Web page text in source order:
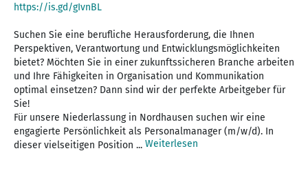
https://is.gd/gIvnBL
Suchen Sie eine berufliche Herausforderung, die Ihnen
Perspektiven, Verantwortung und Entwicklungsmöglichkeiten
bietet? Möchten Sie in einer zukunftssicheren Branche arbeiten
und Ihre Fähigkeiten in Organisation und Kommunikation
optimal einsetzen? Dann sind wir der perfekte Arbeitgeber für
Sie!
Für unsere Niederlassung in Nordhausen suchen wir eine
engagierte Persönlichkeit als Personalmanager (m/w/d). In
dieser vielseitigen Position ... Weiterlesen